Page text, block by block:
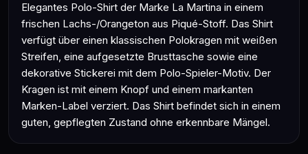
Elegantes Polo-Shirt der Marke La Martina in einem
frischen Lachs-/Orangeton aus Piqué-Stoff. Das Shirt
verfügt über einen klassischen Polokragen mit weißen
Streifen, eine aufgesetzte Brusttasche sowie eine
dekorative Stickerei mit dem Polo-Spieler-Motiv. Der
Kragen ist mit einem Knopf und einem markanten
Marken-Label verziert. Das Shirt befindet sich in einem
guten, gepflegten Zustand ohne erkennbare Mängel.